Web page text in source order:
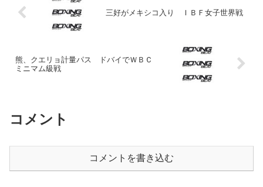
三好がメキシコ入り ＩＢＦ女子世界戦
熊、クエリョ計量パス ドバイでＷＢＣ
ミニマム級戦
コメント
コメントを書き込む